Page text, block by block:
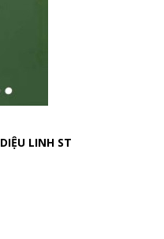
DIỆU LINH ST